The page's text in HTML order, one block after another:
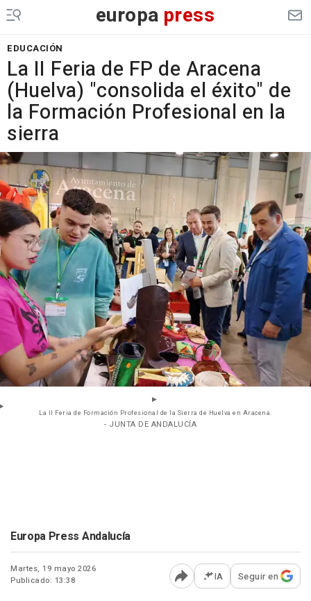
europa press
EDUCACIÓN
La II Feria de FP de Aracena
(Huelva) "consolida el éxito" de
la Formación Profesional en la
sierra
La II Feria de Formación Profesional de la Sierra de Huelva en Aracena.
- JUNTA DE ANDALUCÍA
Europa Press Andalucía
Martes, 19 mayo 2026
Publicado: 13:38
Abrir opciones para
IA Seguir en